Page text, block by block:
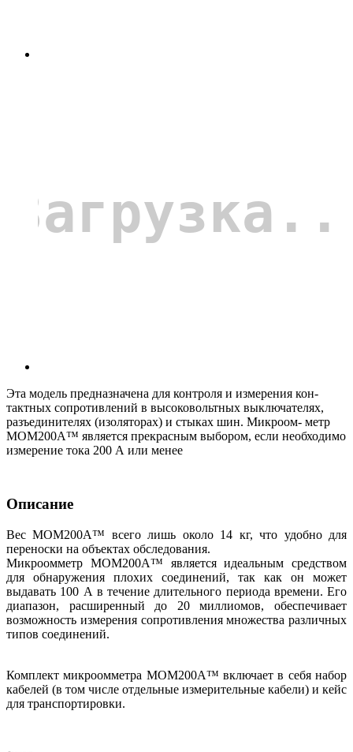
Эта модель предназначена для контроля и измерения кон-
тактных сопротивлений в высоковольтных выключателях,
разъединителях (изоляторах) и стыках шин. Микроом- метр
MOM200A™ является прекрасным выбором, если необходимо
измерение тока 200 А или менее
Описание
Вес MOM200A™ всего лишь около 14 кг, что удобно для
переноски на объектах обследования.
Микроомметр MOM200A™ является идеальным средством
для обнаружения плохих соединений, так как он может
выдавать 100 А в течение длительного периода времени. Его
диапазон, расширенный до 20 миллиомов, обеспечивает
возможность измерения сопротивления множества различных
типов соединений.
Комплект микроомметра MOM200A™ включает в себя набор
кабелей (в том числе отдельные измерительные кабели) и кейс
для транспортировки.